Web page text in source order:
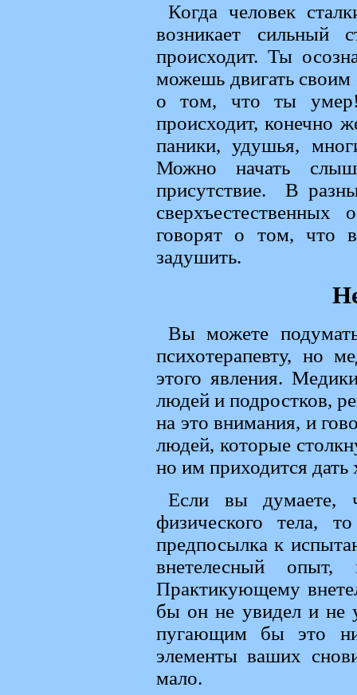
Когда человек
возникает
происходит. Ты
можешь двигать
о том, что ты
происходит, конечно
паники, удушья,
Можно начать
присутствие. В
говорят о том, что
задушить.
Вы можете
психотерапевту, но
этого явления.
людей и подростков,
на это внимания, и
людей, которые
но им приходится дать
Если вы думаете,
физического тела,
предпосылка к
внетелесный
Практикующему
бы он не увидел и не
пугающим бы это
элементы ваших
мало.